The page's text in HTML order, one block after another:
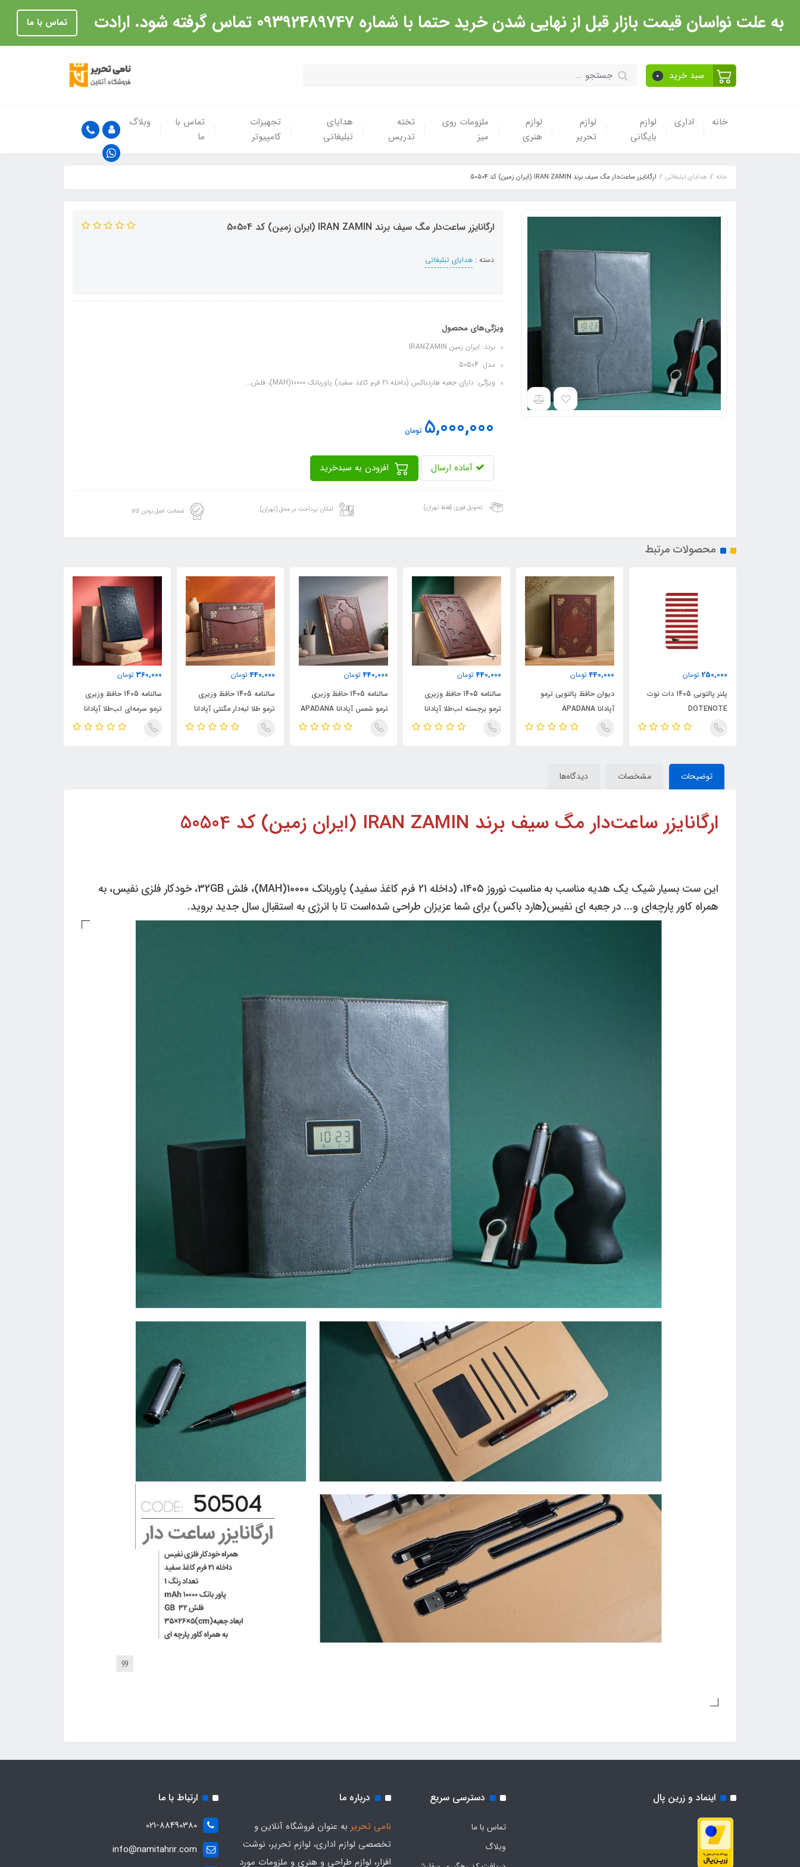
به علت نواسان قیمت بازار قبل از نهایی شدن خرید حتما با شماره 09392489747 تماس گرفته شود. ارادت تماس با ما
سبد خرید 0
خانه اداری
لوازم
بایگانی
لوازم
تحریر
لوازم
هنری
ملزومات روی
میز
تخته
تدریس
هدایای
تبلیغاتی
تجهیزات
کامپیوتر
تماس با
ما
وبلاگ
خانه هدایای تبلیغاتی ارگانایزر ساعت‌دار مگ سیف برند IRAN ZAMIN (ایران زمین) کد 50504
ارگانایزر ساعت‌دار مگ سیف برند IRAN ZAMIN (ایران زمین) کد 50504
دسته : هدایای تبلیغاتی
ویژگی‌های محصول
برند: ایران زمین IRANZAMIN
مدل: 50504
ویژگی: دارای جعبه هاردباکس (داخله 21 فرم کاغذ سفید) پاوربانک 10000(MAH)، فلش...
5,000,000 تومان
آماده ارسال
تحویل فوری (فقط تهران) امکان پرداخت در محل (تهران) ضمانت اصل بودن کالا
محصولات مرتبط
250,000 تومان
پلنر پالتویی 1405 دات نوت
DOTENOTE
440,000 تومان
دیوان حافظ پالتویی ترمو
آپادانا APADANA
440,000 تومان
سالنامه 1405 حافظ وزیری
ترمو برجسته لب‌طلا آپادانا
APADANA
440,000 تومان
سالنامه 1405 حافظ وزیری
ترمو شمس آپادانا APADANA
440,000 تومان
سالنامه 1405 حافظ وزیری
ترمو طلا لبه‌دار مگنتی آپادانا
APADANA
360,000 تومان
سالنامه 1405 حافظ وزیری
ترمو سرمه‌ای لب‌طلا آپادانا
APADANA
توضیحات مشخصات دیدگاه‌ها
ارگانایزر ساعت‌دار مگ سیف برند IRAN ZAMIN (ایران زمین) کد 50504
این ست بسیار شیک یک هدیه مناسب به مناسبت نوروز 1405، (داخله 21 فرم کاغذ سفید) پاوربانک 10000(MAH)، فلش 32GB، خودکار فلزی نفیس، به
همراه کاور پارچه‌ای و... در جعبه ای نفیس(هارد باکس) برای شما عزیزان طراحی شده‌است تا با انرژی به استقبال سال جدید بروید.
اینماد و زرین پال دسترسی سریع
تماس با ما
وبلاگ
درباره ما
نامی تحریربه عنوان فروشگاه آنلاین و
تخصصی لوازم اداری، لوازم تحریر، نوشت
افزار، لوازم طراحی و هنری و ملزومات مورد
ارتباط با ما
021-88490380
info@namitahrir.com